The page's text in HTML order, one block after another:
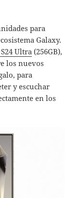
para
Galaxy.
Ultra (256GB),
los nuevos
para
y escuchar
en los